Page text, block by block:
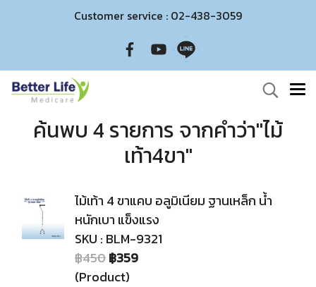
Customer service : 02-438-3059
ค้นพบ 4 รายการ จากคำว่า"ไม้
เท้า4ขา"
ไม้เท้า 4 ขาแคบ อลูมิเนียม ฐานเหล็ก น้ำ
หนักเบา แข็งแรง
SKU : BLM-9321
฿450฿359
(Product)